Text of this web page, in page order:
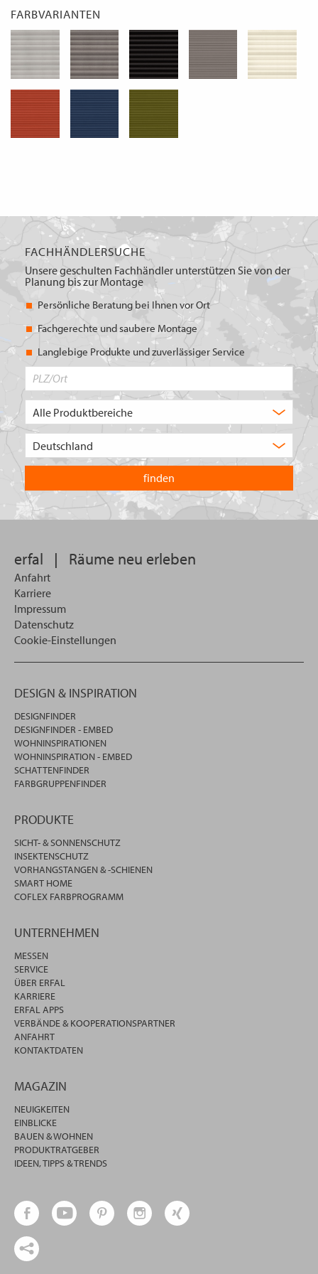
FARBVARIANTEN
FACHHÄNDLERSUCHE
Unsere geschulten Fachhändler unterstützen Sie von der
Planung bis zur Montage
Persönliche Beratung bei Ihnen vor Ort
Fachgerechte und saubere Montage
Langlebige Produkte und zuverlässiger Service
in
welchem
Land
Sie
suchen
erfal | Räume neu erleben
Anfahrt
Karriere
Impressum
Datenschutz
Cookie-Einstellungen
DESIGN & INSPIRATION
DESIGNFINDER
DESIGNFINDER - EMBED
WOHNINSPIRATIONEN
WOHNINSPIRATION - EMBED
SCHATTENFINDER
FARBGRUPPENFINDER
PRODUKTE
SICHT- & SONNENSCHUTZ
INSEKTENSCHUTZ
VORHANGSTANGEN & -SCHIENEN
SMART HOME
COFLEX FARBPROGRAMM
UNTERNEHMEN
MESSEN
SERVICE
ÜBER ERFAL
KARRIERE
ERFAL APPS
VERBÄNDE & KOOPERATIONSPARTNER
ANFAHRT
KONTAKTDATEN
MAGAZIN
NEUIGKEITEN
EINBLICKE
BAUEN & WOHNEN
PRODUKTRATGEBER
IDEEN, TIPPS & TRENDS